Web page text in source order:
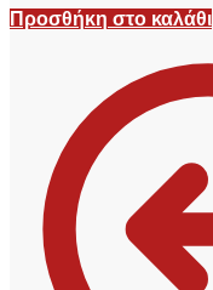
Προσθήκη στο καλάθι